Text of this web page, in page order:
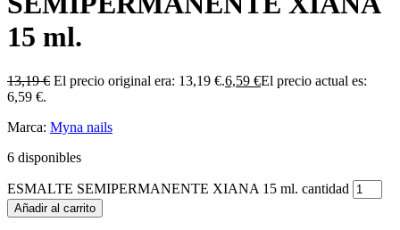
15 ml.
13,19€ El precio original era: 13,19 €.6,59 €El precio actual es:
6,59 €.
Marca: Myna nails
6 disponibles
ESMALTE SEMIPERMANENTE XIANA 15 ml. cantidad
Añadir al carrito